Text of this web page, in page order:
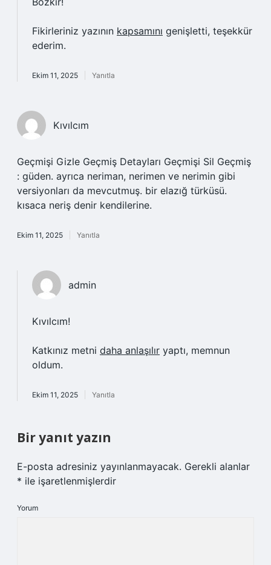
Fikirleriniz yazının kapsamını genişletti, teşekkür
ederim.
Ekim 11, 2025 Yanıtla
Kıvılcım
Geçmişi Gizle Geçmiş Detayları Geçmişi Sil Geçmiş
: güden. ayrıca neriman, nerimen ve nerimin gibi
versiyonları da mevcutmuş. bir elazığ türküsü.
kısaca neriş denir kendilerine.
Ekim 11, 2025 Yanıtla
admin
Kıvılcım!
Katkınız metni daha anlaşılır yaptı, memnun
oldum.
Ekim 11, 2025 Yanıtla
Bir yanıt yazın
E-posta adresiniz yayınlanmayacak. Gerekli alanlar
* ile işaretlenmişlerdir
Yorum